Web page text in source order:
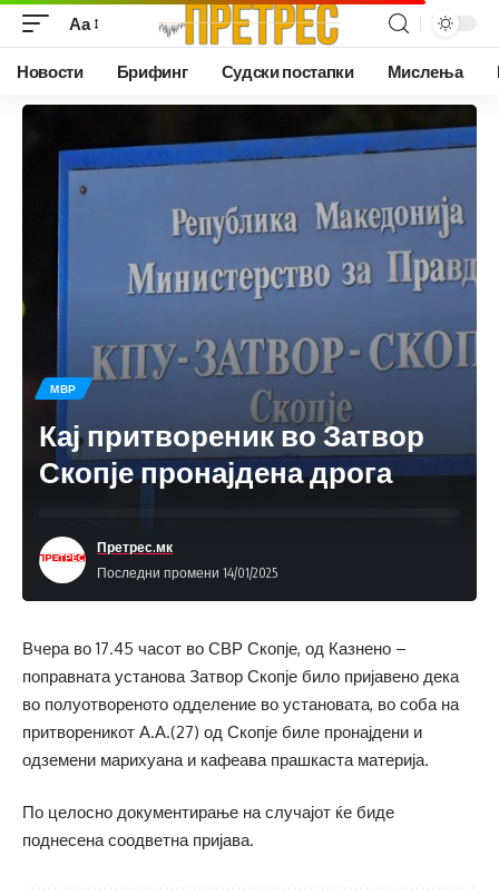
Аа
Новости Брифинг Судски постапки Мислења
МВР
Кај притвореник во Затвор
Скопје пронајдена дрога
Последни промени 14/01/2025
Претрес.мк
Вчера во 17.45 часот во СВР Скопје, од Казнено –
поправната установа Затвор Скопје било пријавено дека
во полуотвореното одделение во установата, во соба на
притвореникот А.А.(27) од Скопје биле пронајдени и
одземени марихуана и кафеава прашкаста материја.
По целосно документирање на случајот ќе биде
поднесена соодветна пријава.